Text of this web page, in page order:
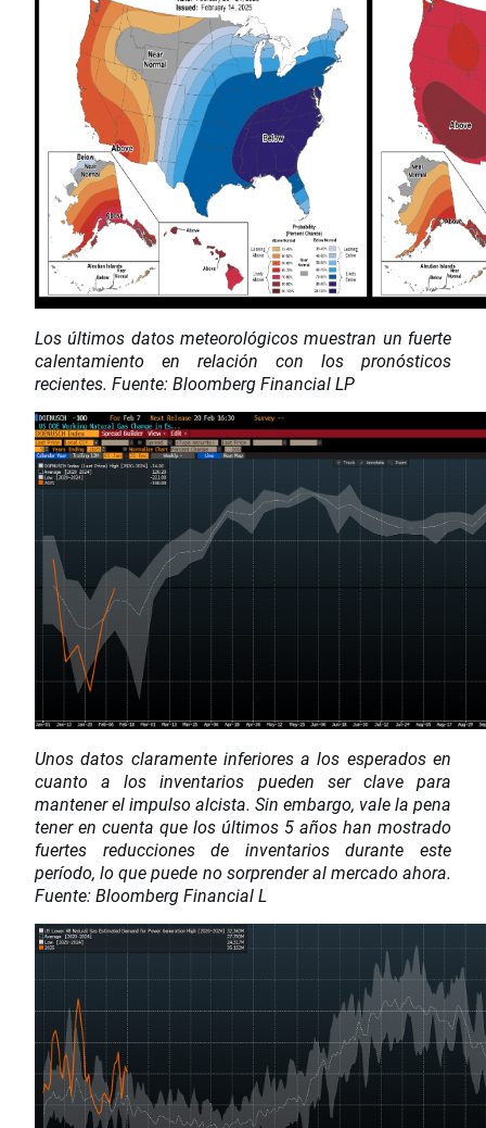
Los últimos datos meteorológicos muestran un fuerte
calentamiento en relación con los pronósticos
recientes. Fuente: Bloomberg Financial LP
Unos datos claramente inferiores a los esperados en
cuanto a los inventarios pueden ser clave para
mantener el impulso alcista. Sin embargo, vale la pena
tener en cuenta que los últimos 5 años han mostrado
fuertes reducciones de inventarios durante este
período, lo que puede no sorprender al mercado ahora.
Fuente: Bloomberg Financial L